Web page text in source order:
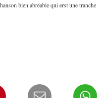
bien abréable qui erst une tranche